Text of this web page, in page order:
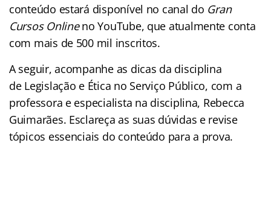
conteúdo estará disponível no canal do Gran
Cursos Onlineno YouTube, que atualmente conta
com mais de 500 mil inscritos.
A seguir, acompanhe as dicas da disciplina
de Legislação e Ética no Serviço Público, com a
professora e especialista na disciplina, Rebecca
Guimarães. Esclareça as suas dúvidas e revise
tópicos essenciais do conteúdo para a prova.